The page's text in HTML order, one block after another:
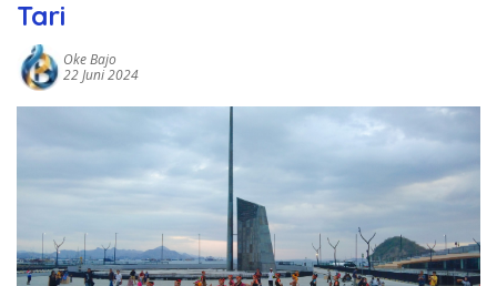
Tari
Oke Bajo
22 Juni 2024